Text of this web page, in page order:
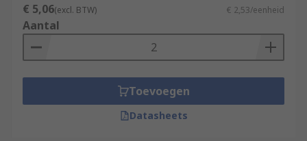
€ 5,06(excl. BTW) € 2,53/eenheid
Aantal
Toevoegen
Datasheets